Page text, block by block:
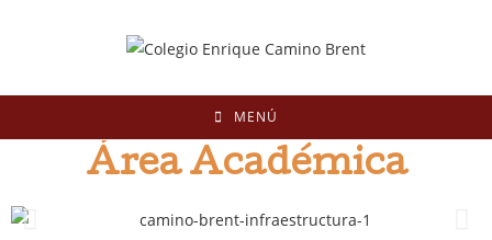
MENÚ
Área Académica